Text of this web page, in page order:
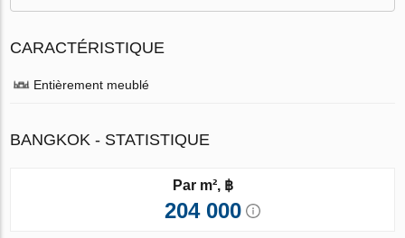
CARACTÉRISTIQUE
Entièrement meublé
BANGKOK - STATISTIQUE
Par m², ฿
204 000